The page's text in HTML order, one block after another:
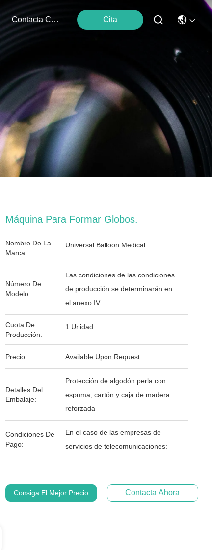
Contacta Con Nosotros Cita
Máquina Para Formar Globos.
Nombre De La
Marca:
Universal Balloon Medical
Número De
Modelo:
Las condiciones de las condiciones
de producción se determinarán en
el anexo IV.
Cuota De
Producción:
1 Unidad
Precio: Available Upon Request
Detalles Del
Embalaje:
Protección de algodón perla con
espuma, cartón y caja de madera
reforzada
Condiciones De
Pago:
En el caso de las empresas de
servicios de telecomunicaciones:
Consiga El Mejor Precio Contacta Ahora